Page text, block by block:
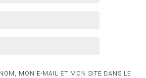
MON E-MAIL ET MON SITE DANS LE